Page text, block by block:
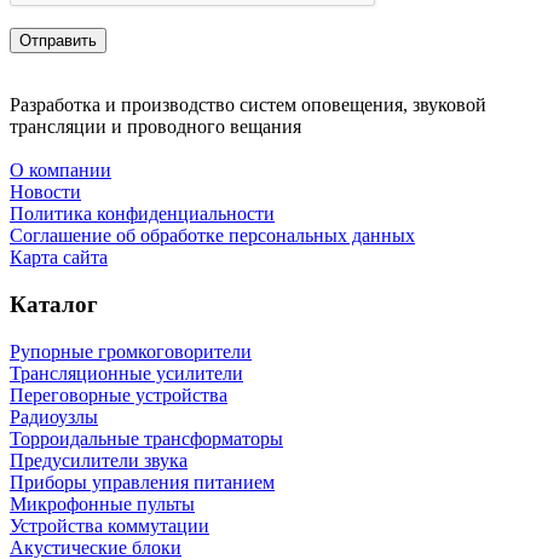
Разработка и производство систем оповещения, звуковой
трансляции и проводного вещания
О компании
Новости
Политика конфиденциальности
Соглашение об обработке персональных данных
Карта сайта
Каталог
Рупорные громкоговорители
Трансляционные усилители
Переговорные устройства
Радиоузлы
Торроидальные трансформаторы
Предусилители звука
Приборы управления питанием
Микрофонные пульты
Устройства коммутации
Акустические блоки